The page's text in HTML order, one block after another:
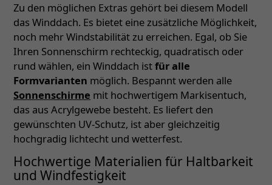
Zu den möglichen Extras gehört bei diesem Modell
das Winddach. Es bietet eine zusätzliche Möglichkeit,
noch mehr Windstabilität zu erreichen. Egal, ob Sie
Ihren Sonnenschirm rechteckig, quadratisch oder
rund wählen, ein Winddach istfür alle
Formvarianten möglich. Bespannt werden alle
Sonnenschirme mit hochwertigem Markisentuch,
das aus Acrylgewebe besteht. Es liefert den
gewünschten UV-Schutz, ist aber gleichzeitig
hochgradig lichtecht und wetterfest.
Hochwertige Materialien für Haltbarkeit
und Windfestigkeit